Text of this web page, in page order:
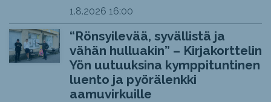
1.8.2026 16:00
“Rönsyilevää, syvällistä ja
vähän hulluakin” – Kirjakorttelin
Yön uutuuksina kymppituntinen
luento ja pyörälenkki
aamuvirkuille